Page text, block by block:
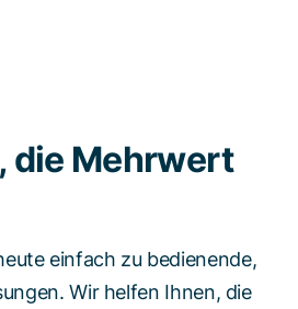
die Mehrwert
einfach zu bedienende,
Wir helfen Ihnen, die